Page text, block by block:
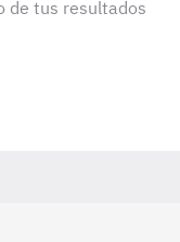
de tus resultados